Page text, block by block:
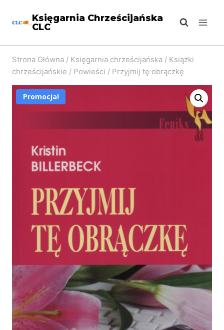
Księgarnia Chrześcijańska
CLC
Strona Główna / Księgarnia chrześcijańska / Książki
chrześcijańskie / Powieści / Przyjmij tę obrączkę
Promocja!